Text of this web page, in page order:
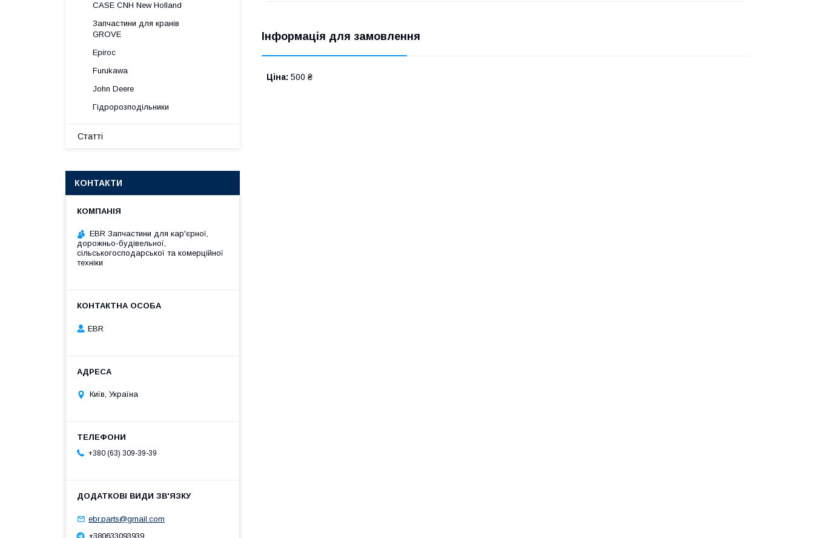
Інформація для замовлення
Ціна: 500 ₴
CASE CNH New Holland
Запчастини для кранів
GROVE
Epiroc
Furukawa
John Deere
Гідророзподільники
Статті
КОНТАКТИ
EBR Запчастини для кар'єрної,
дорожньо-будівельної,
сільськогосподарської та комерційної
техніки
EBR
Київ, Україна
+380 (63) 309-39-39
ebr.parts@gmail.com
+380633093939